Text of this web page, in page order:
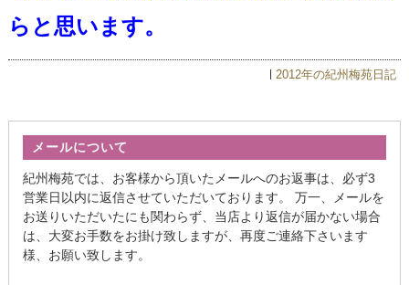
らと思います。
2012年の紀州梅苑日記
メールについて
紀州梅苑では、お客様から頂いたメールへのお返事は、必ず3
営業日以内に返信させていただいております。 万一、メールを
お送りいただいたにも関わらず、当店より返信が届かない場合
は、大変お手数をお掛け致しますが、再度ご連絡下さいます
様、お願い致します。